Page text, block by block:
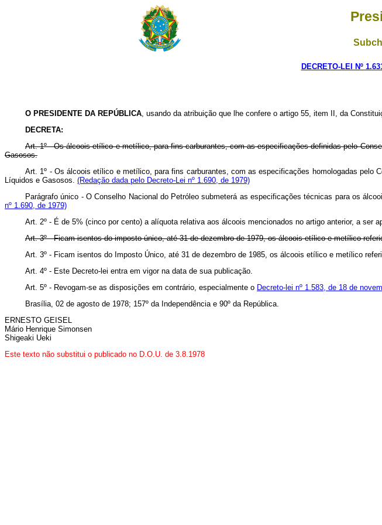
DECRETO-LEI Nº
O PRESIDENTE DA REPÚBLICA, usando da atribuição que lhe confere o artigo 55, item II, da
DECRETA:
Art. 1º - Os álcoois etílico e metílico, para fins carburantes, com as especificações definidas pelo
Gasosos.
Art. 1º - Os álcoois etílico e metílico, para fins carburantes, com as especificações homologadas
Líquidos e Gasosos. (Redação dada pelo Decreto-Lei nº 1.690, de 1979)
Parágrafo único - O Conselho Nacional do Petróleo submeterá as especificações técnicas para os
nº 1.690, de 1979)
Art. 2º - É de 5% (cinco por cento) a alíquota relativa aos álcoois mencionados no artigo anterior, a
Art. 3º - Ficam isentos do imposto único, até 31 de dezembro de 1979, os álcoois etílico e metílico
Art. 3º - Ficam isentos do Imposto Único, até 31 de dezembro de 1985, os álcoois etílico e metílico
Art. 4º - Este Decreto-lei entra em vigor na data de sua publicação.
Art. 5º - Revogam-se as disposições em contrário, especialmente o Decreto-lei nº 1.583, de 18 de
Brasília, 02 de agosto de 1978; 157º da Independência e 90º da República.
ERNESTO GEISEL
Mário Henrique Simonsen
Shigeaki Ueki
Este texto não substitui o publicado no D.O.U. de 3.8.1978